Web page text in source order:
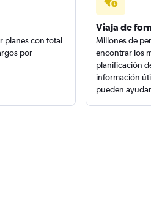
planes con total
por
Viaja de
Millones de
encontrar los
planificación
información
pueden